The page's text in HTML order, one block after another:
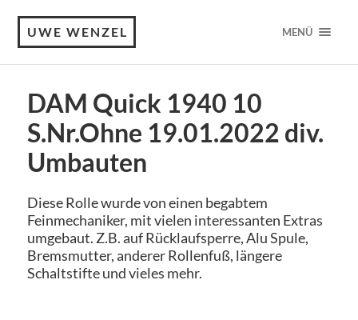
UWE WENZEL MENÜ
DAM Quick 1940 10
S.Nr.Ohne 19.01.2022 div.
Umbauten
Diese Rolle wurde von einen begabtem
Feinmechaniker, mit vielen interessanten Extras
umgebaut. Z.B. auf Rücklaufsperre, Alu Spule,
Bremsmutter, anderer Rollenfuß, längere
Schaltstifte und vieles mehr.